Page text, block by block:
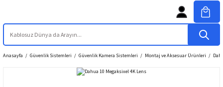
Anasayfa Güvenlik Sistemleri Güvenlik Kamera Sistemleri Montaj ve Aksesuar Ürünleri